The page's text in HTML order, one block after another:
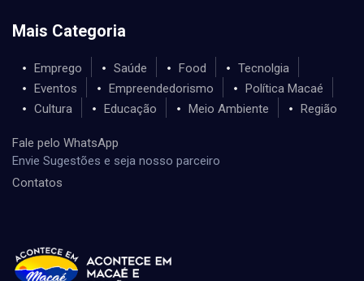
Mais Categoria
Emprego Saúde Food
Tecnolgia
Eventos
Empreendedorismo
Política Macaé
Cultura
Educação Meio Ambiente Região
Fale pelo WhatsApp
Envie Sugestões e seja nosso parceiro
Contatos